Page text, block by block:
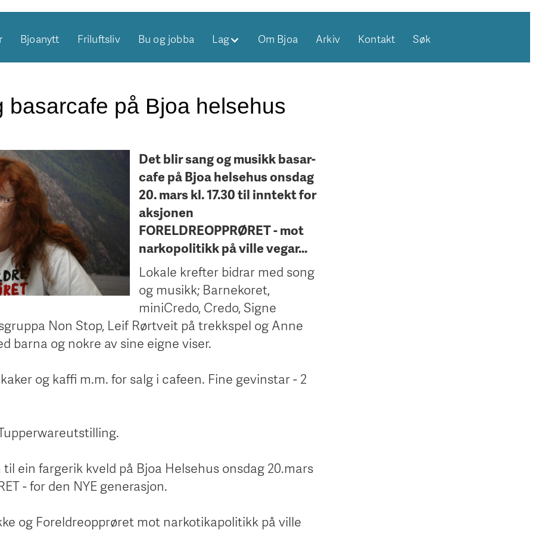
Bjoanytt Friluftsliv Bu og jobba Lag Om Bjoa Arkiv Kontakt Søk
basarcafe på Bjoa helsehus
Det blir sang og musikk basar-
cafe på Bjoa helsehus onsdag
20. mars kl. 17.30 til inntekt for
aksjonen
FORELDREOPPRØRET - mot
narkopolitikk på ville vegar...
Lokale krefter bidrar med song
og musikk; Barnekoret,
miniCredo, Credo, Signe
Non Stop, Leif Rørtveit på trekkspel og Anne
barna og nokre av sine eigne viser.
og kaffi m.m. for salg i cafeen. Fine gevinstar - 2
ein fargerik kveld på Bjoa Helsehus onsdag 20.mars
- for den NYE generasjon.
og Foreldreopprøret mot narkotikapolitikk på ville